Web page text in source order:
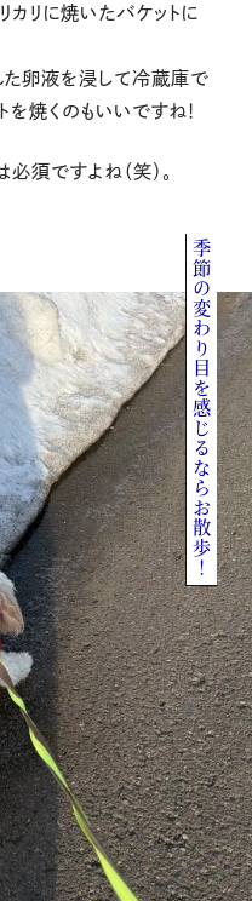
カリに焼いたバケットに
た卵液を浸して冷蔵庫で
を焼くのもいいですね！
須ですよね（笑）。
季節の変わり目を感じるならお散歩！